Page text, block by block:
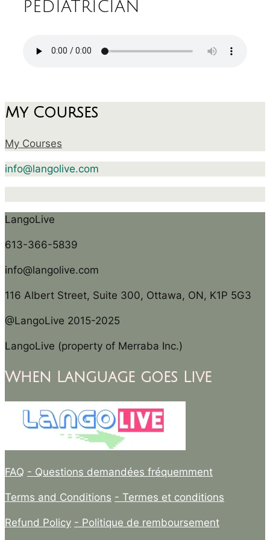
pediatrician
My Courses
My Courses
info@langolive.com
LangoLive
613-366-5839
info@langolive.com
116 Albert Street, Suite 300, Ottawa, ON, K1P 5G3
@LangoLive 2015-2025
LangoLive (property of Merraba Inc.)
When Language goes Live
FAQ - Questions demandées fréquemment
Terms and Conditions - Termes et conditions
Refund Policy - Politique de remboursement